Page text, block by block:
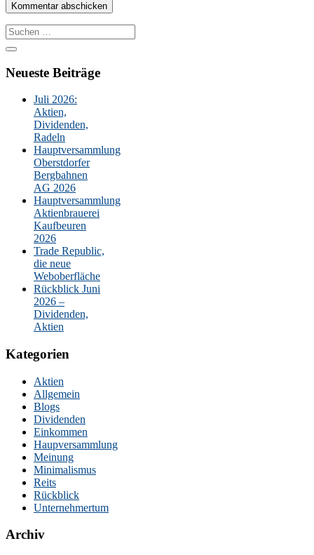
Suche
nach:
Neueste Beiträge
Juli 2026:
Aktien,
Dividenden,
Radeln
Hauptversammlung
Oberstdorfer
Bergbahnen
AG 2026
Hauptversammlung
Aktienbrauerei
Kaufbeuren
2026
Trade Republic,
die neue
Weboberfläche
Rückblick Juni
2026 –
Dividenden,
Aktien
Kategorien
Aktien
Allgemein
Blogs
Dividenden
Einkommen
Haupversammlung
Meinung
Minimalismus
Reits
Rückblick
Unternehmertum
Archiv